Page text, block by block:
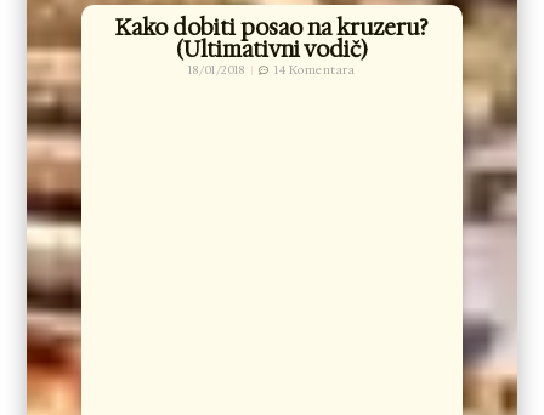
Kako dobiti posao na kruzeru?
(Ultimativni vodič)
18/01/2018 14 Komentara